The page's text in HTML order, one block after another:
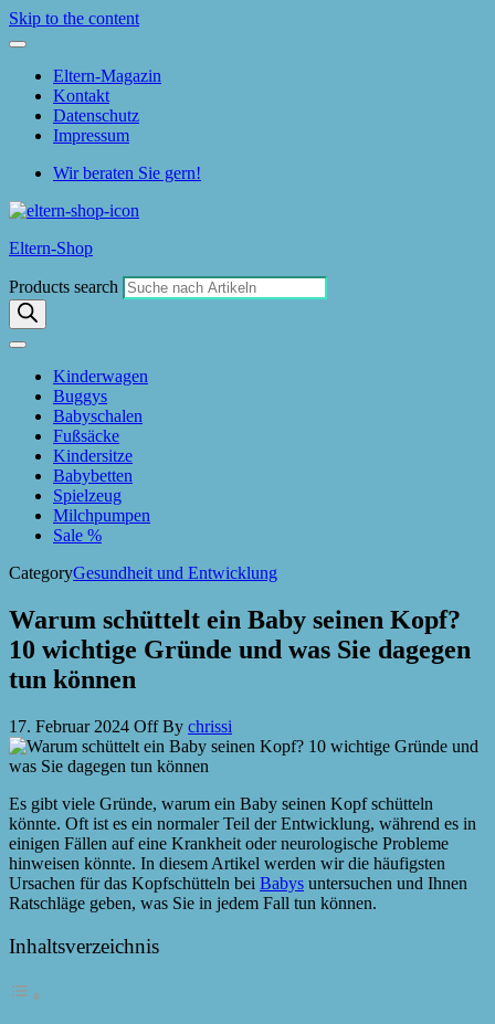
Skip to the content
Eltern-Magazin
Kontakt
Datenschutz
Impressum
Wir beraten Sie gern!
Eltern-Shop
Products search
Kinderwagen
Buggys
Babyschalen
Fußsäcke
Kindersitze
Babybetten
Spielzeug
Milchpumpen
Sale %
CategoryGesundheit und Entwicklung
Warum schüttelt ein Baby seinen Kopf?
10 wichtige Gründe und was Sie dagegen
tun können
17. Februar 2024 OffBy chrissi
Es gibt viele Gründe, warum ein Baby seinen Kopf schütteln
könnte. Oft ist es ein normaler Teil der Entwicklung, während es in
einigen Fällen auf eine Krankheit oder neurologische Probleme
hinweisen könnte. In diesem Artikel werden wir die häufigsten
Ursachen für das Kopfschütteln bei Babys untersuchen und Ihnen
Ratschläge geben, was Sie in jedem Fall tun können.
Inhaltsverzeichnis